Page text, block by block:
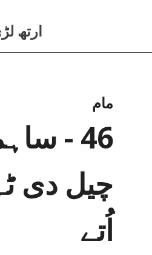
ارتھ
مام
46 -
چیل دی
اُتے